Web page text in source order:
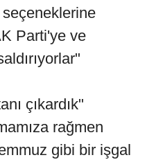
Parti'ye ve
çıkardık"
rağmen
gibi bir işgal